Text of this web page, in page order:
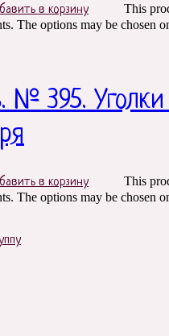
в корзину
This
The options may be chosen
№ 395. Уголки
в корзину
This
The options may be chosen